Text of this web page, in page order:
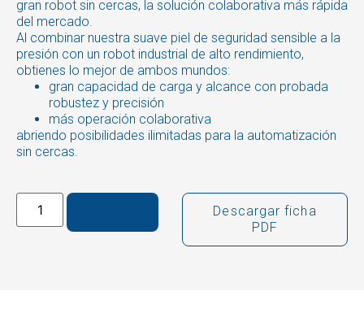
gran robot sin cercas, la solución colaborativa más rápida
del mercado.
Al combinar nuestra suave piel de seguridad sensible a la
presión con un robot industrial de alto rendimiento,
obtienes lo mejor de ambos mundos:
gran capacidad de carga y alcance con probada
robustez y precisión
más operación colaborativa
abriendo posibilidades ilimitadas para la automatización
sin cercas.
Descargar ficha
PDF